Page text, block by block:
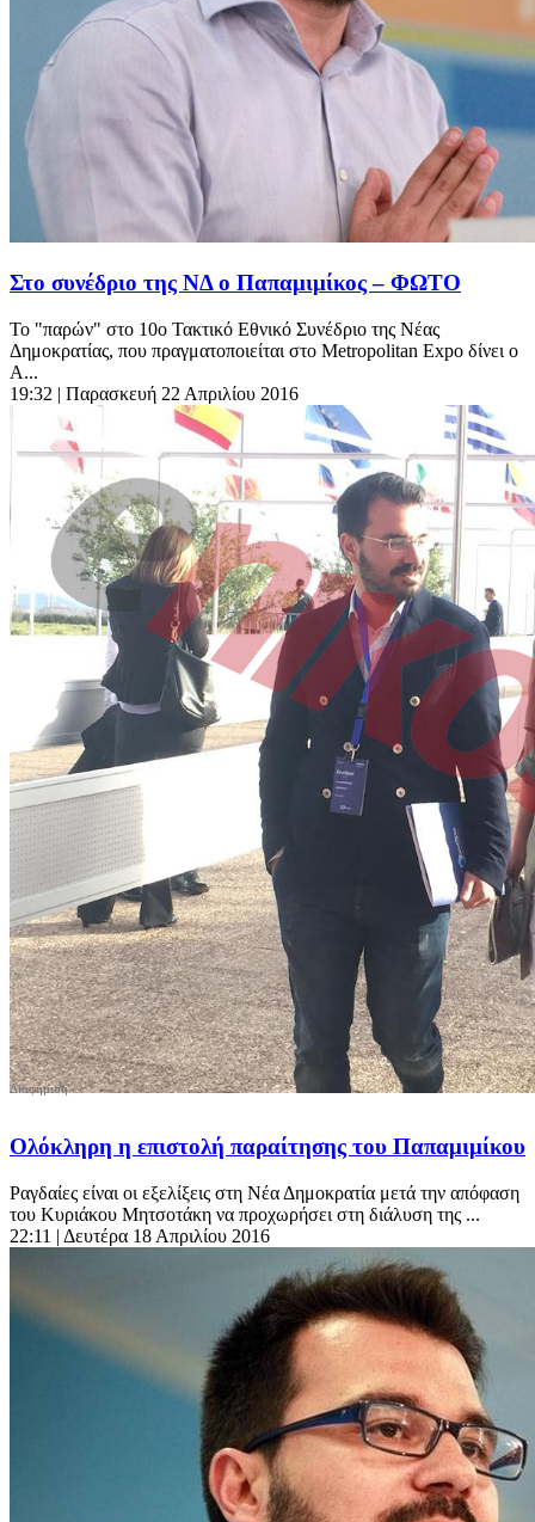
Στο συνέδριο της ΝΔ ο Παπαμιμίκος – ΦΩΤΟ
Το "παρών" στο 10ο Τακτικό Εθνικό Συνέδριο της Νέας
Δημοκρατίας, που πραγματοποιείται στο Metropolitan Expo δίνει ο
Α...
19:32 | Παρασκευή 22 Απριλίου 2016
Ολόκληρη η επιστολή παραίτησης του Παπαμιμίκου
Ραγδαίες είναι οι εξελίξεις στη Νέα Δημοκρατία μετά την απόφαση
του Κυριάκου Μητσοτάκη να προχωρήσει στη διάλυση της ...
22:11 | Δευτέρα 18 Απριλίου 2016